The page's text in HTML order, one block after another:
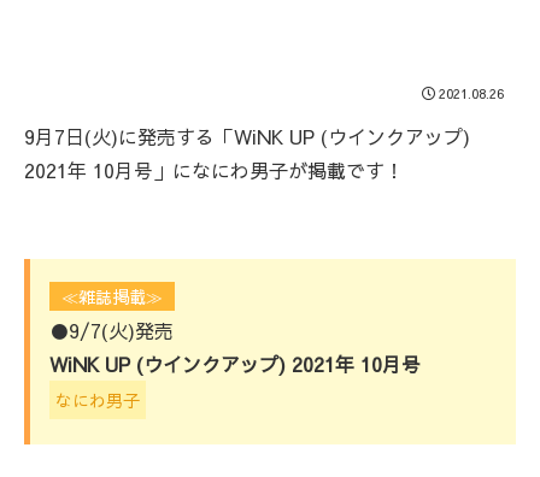
2021.08.26
9月7日(火)に発売する「WiNK UP (ウインクアップ)
2021年 10月号」になにわ男子が掲載です！
≪雑誌掲載≫
●9/7(火)発売
WiNK UP (ウインクアップ) 2021年 10月号
なにわ男子